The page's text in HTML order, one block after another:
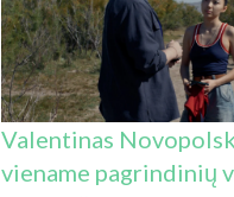
Valentinas
viename pagrindinių